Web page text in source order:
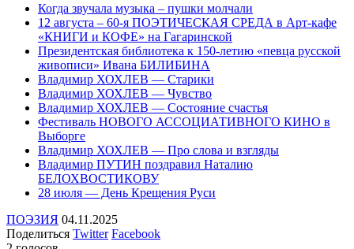
Когда звучала музыка – пушки молчали
12 августа – 60-я ПОЭТИЧЕСКАЯ СРЕДА в Арт-кафе
«КНИГИ и КОФЕ» на Гагаринской
Президентская библиотека к 150-летию «певца русской
живописи» Ивана БИЛИБИНА
Владимир ХОХЛЕВ — Старики
Владимир ХОХЛЕВ — Чувство
Владимир ХОХЛЕВ — Состояние счастья
Фестиваль НОВОГО АССОЦИАТИВНОГО КИНО в
Выборге
Владимир ХОХЛЕВ — Про слова и взгляды
Владимир ПУТИН поздравил Наталию
БЕЛОХВОСТИКОВУ
28 июля — День Крещения Руси
ПОЭЗИЯ 04.11.2025
Поделиться Twitter Facebook